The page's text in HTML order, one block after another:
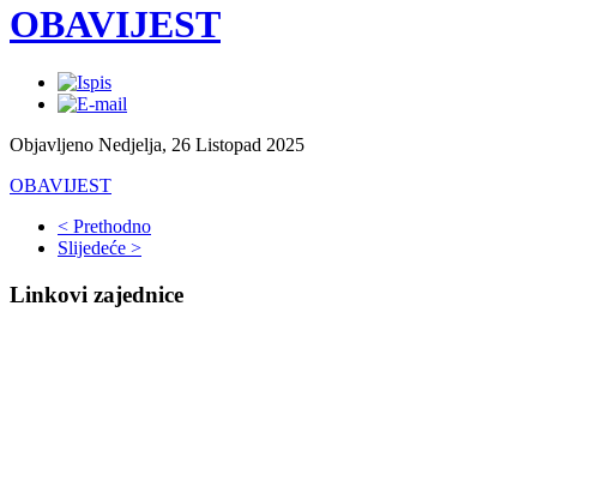
OBAVIJEST
Objavljeno Nedjelja, 26 Listopad 2025
OBAVIJEST
< Prethodno
Slijedeće >
Linkovi zajednice